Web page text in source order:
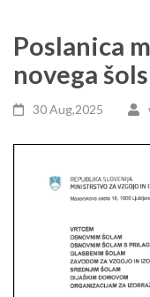
Poslanica
novega
30 Aug,2025